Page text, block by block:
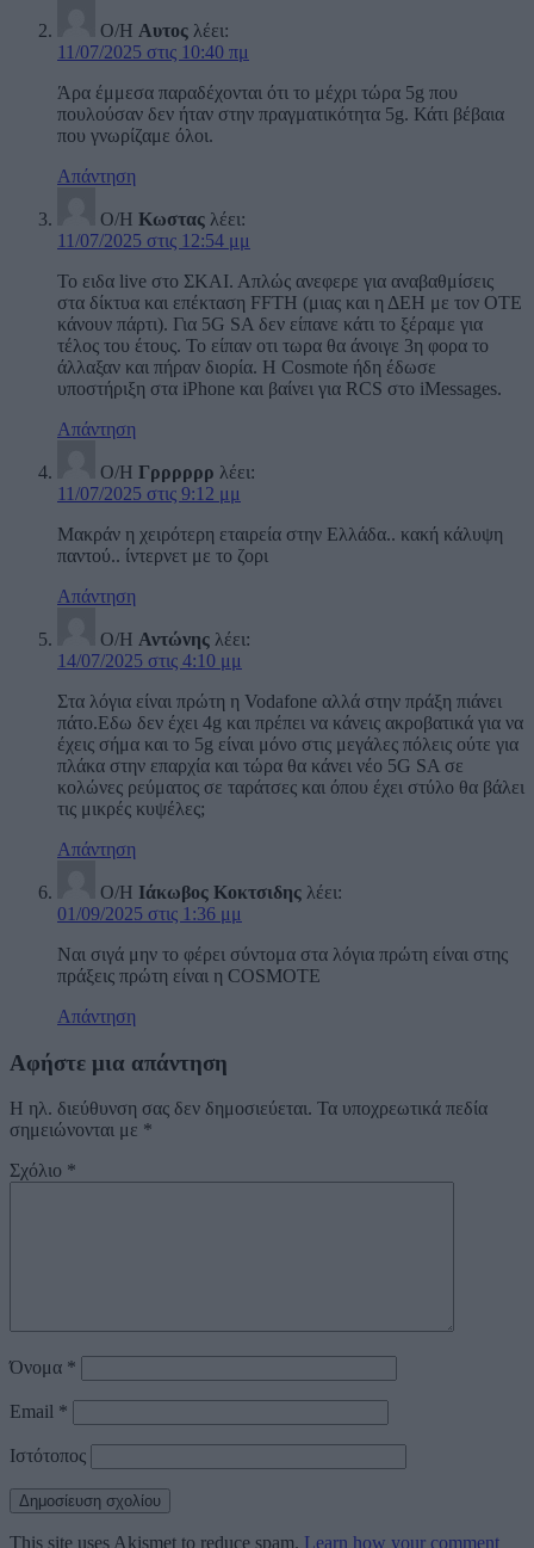
Ο/Η Αυτος λέει:
11/07/2025 στις 10:40 πμ
Άρα έμμεσα παραδέχονται ότι το μέχρι τώρα 5g που
πουλούσαν δεν ήταν στην πραγματικότητα 5g. Κάτι βέβαια
που γνωρίζαμε όλοι.
Απάντηση
Ο/Η Κωστας λέει:
11/07/2025 στις 12:54 μμ
Το ειδα live στο ΣΚΑΙ. Απλώς ανεφερε για αναβαθμίσεις
στα δίκτυα και επέκταση FFTH (μιας και η ΔΕΗ με τον ΟΤΕ
κάνουν πάρτι). Για 5G SA δεν είπανε κάτι το ξέραμε για
τέλος του έτους. Το είπαν οτι τωρα θα άνοιγε 3η φορα το
άλλαξαν και πήραν διορία. Η Cosmote ήδη έδωσε
υποστήριξη στα iPhone και βαίνει για RCS στο iMessages.
Απάντηση
Ο/Η Γρρρρρρ λέει:
11/07/2025 στις 9:12 μμ
Μακράν η χειρότερη εταιρεία στην Ελλάδα.. κακή κάλυψη
παντού.. ίντερνετ με το ζορι
Απάντηση
Ο/Η Αντώνης λέει:
14/07/2025 στις 4:10 μμ
Στα λόγια είναι πρώτη η Vodafone αλλά στην πράξη πιάνει
πάτο.Εδω δεν έχει 4g και πρέπει να κάνεις ακροβατικά για να
έχεις σήμα και το 5g είναι μόνο στις μεγάλες πόλεις ούτε για
πλάκα στην επαρχία και τώρα θα κάνει νέο 5G SA σε
κολώνες ρεύματος σε ταράτσες και όπου έχει στύλο θα βάλει
τις μικρές κυψέλες;
Απάντηση
Ο/Η Ιάκωβος Κοκτσιδης λέει:
01/09/2025 στις 1:36 μμ
Ναι σιγά μην το φέρει σύντομα στα λόγια πρώτη είναι στης
πράξεις πρώτη είναι η COSMOTE
Απάντηση
Αφήστε μια απάντηση
Η ηλ. διεύθυνση σας δεν δημοσιεύεται. Τα υποχρεωτικά πεδία
σημειώνονται με *
Σχόλιο *
Όνομα *
Email *
Ιστότοπος
This site uses Akismet to reduce spam. Learn how your comment